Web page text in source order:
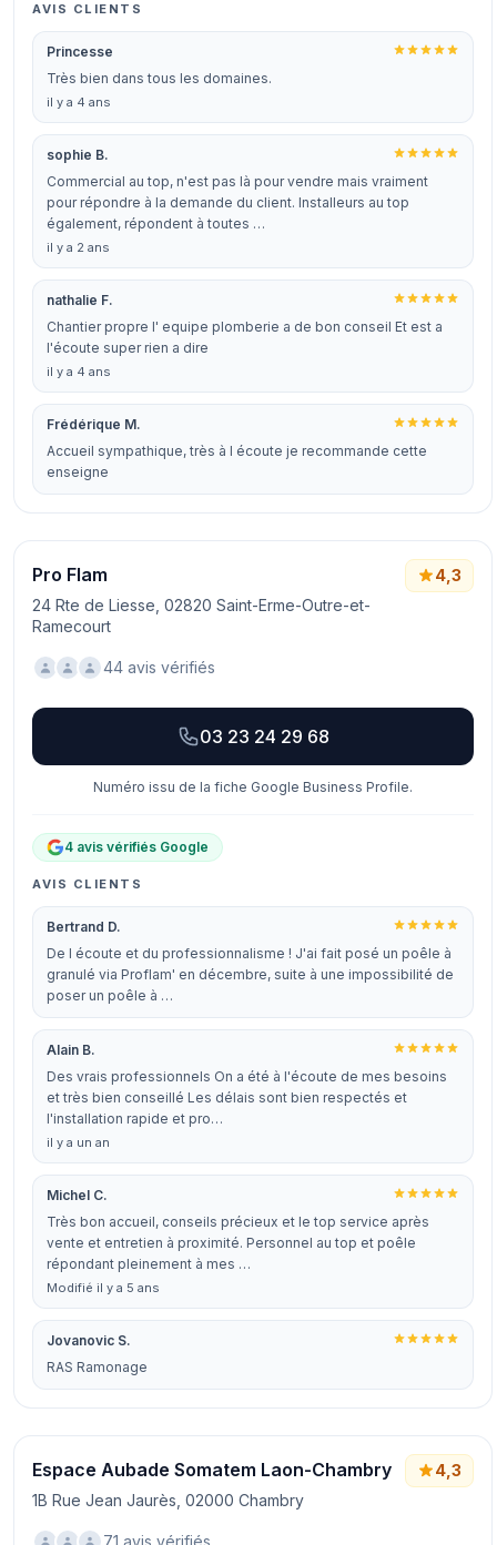
AVIS CLIENTS
Princesse
Très bien dans tous les domaines.
il y a 4 ans
sophie B.
Commercial au top, n'est pas là pour vendre mais vraiment
pour répondre à la demande du client. Installeurs au top
également, répondent à toutes …
il y a 2 ans
nathalie F.
Chantier propre l' equipe plomberie a de bon conseil Et est a
l'écoute super rien a dire
il y a 4 ans
Frédérique M.
Accueil sympathique, très à l écoute je recommande cette
enseigne
Pro Flam
24 Rte de Liesse, 02820 Saint-Erme-Outre-et-
Ramecourt
4,3
44 avis vérifiés
03 23 24 29 68
Numéro issu de la fiche Google Business Profile.
4 avis vérifiés Google
AVIS CLIENTS
Bertrand D.
De l écoute et du professionnalisme ! J'ai fait posé un poêle à
granulé via Proflam' en décembre, suite à une impossibilité de
poser un poêle à …
Alain B.
Des vrais professionnels On a été à l'écoute de mes besoins
et très bien conseillé Les délais sont bien respectés et
l'installation rapide et pro…
il y a un an
Michel C.
Très bon accueil, conseils précieux et le top service après
vente et entretien à proximité. Personnel au top et poêle
répondant pleinement à mes …
Modifié il y a 5 ans
Jovanovic S.
RAS Ramonage
Espace Aubade Somatem Laon-Chambry
1B Rue Jean Jaurès, 02000 Chambry
4,3
71 avis vérifiés